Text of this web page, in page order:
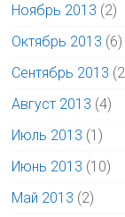
Ноябрь 2013 (2)
Октябрь 2013 (6)
Сентябрь 2013
Август 2013 (4)
Июль 2013 (1)
Июнь 2013 (10)
Май 2013 (2)